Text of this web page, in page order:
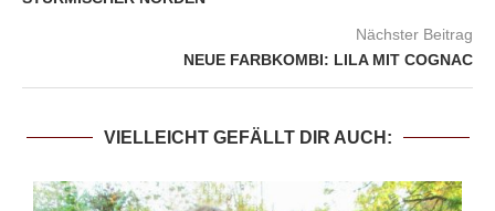
Nächster Beitrag
NEUE FARBKOMBI: LILA MIT COGNAC
VIELLEICHT GEFÄLLT DIR AUCH: